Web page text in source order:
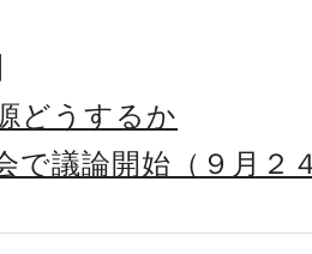
どうするか
で議論開始（９月２